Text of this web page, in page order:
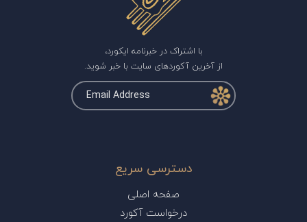
با اشتراک در خبرنامه ایکورد،
از آخرین آکوردهای سایت با خبر شوید.
دسترسی سریع
صفحه اصلی
درخواست آکورد